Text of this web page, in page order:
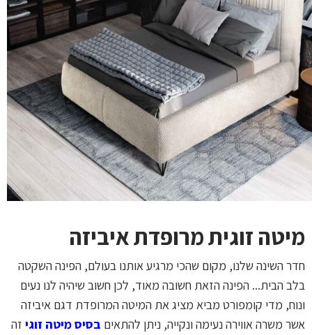
מיטה זוגית מרופדת איביזה
חדר השינה שלנו, מקום שהכי מרגיע אותנו בעולם, הפינה השקטה
בלב הבית... הפינה הזאת חשובה מאוד, לכן חשוב שיהיה לנו נעים
ונוח, מדי קומפורט מביא מציג את המיטה המרופדת דגם איביזה
אשר משרה אווירה נעימה ונקייה, ניתן להתאים בסיס מיטה זוגי זה